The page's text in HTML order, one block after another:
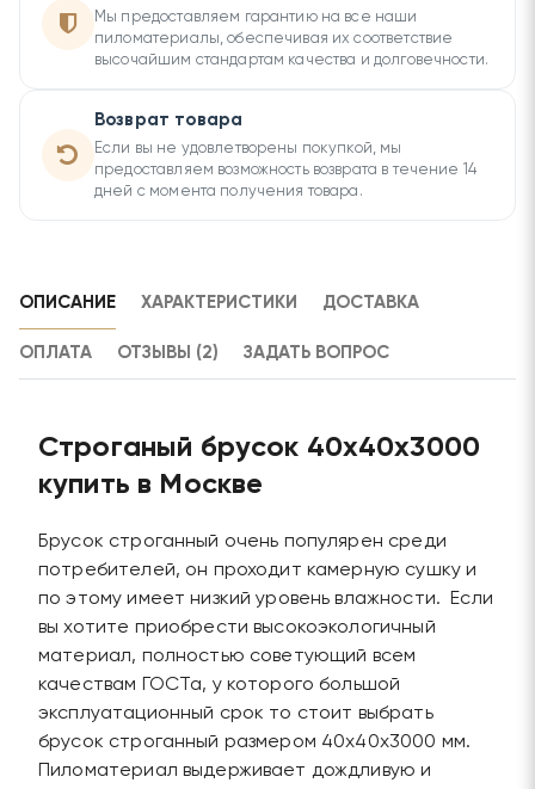
Мы предоставляем гарантию на все наши
пиломатериалы, обеспечивая их соответствие
высочайшим стандартам качества и долговечности.
Возврат товара
Если вы не удовлетворены покупкой, мы
предоставляем возможность возврата в течение 14
дней с момента получения товара.
ОПИСАНИЕ ХАРАКТЕРИСТИКИ ДОСТАВКА
ОПЛАТА ОТЗЫВЫ (2) ЗАДАТЬ ВОПРОС
Строганый брусок 40х40х3000
купить в Москве
Брусок строганный очень популярен среди
потребителей, он проходит камерную сушку и
по этому имеет низкий уровень влажности. Если
вы хотите приобрести высокоэкологичный
материал, полностью советующий всем
качествам ГОСТа, у которого большой
эксплуатационный срок то стоит выбрать
брусок строганный размером 40х40х3000 мм.
Пиломатериал выдерживает дождливую и